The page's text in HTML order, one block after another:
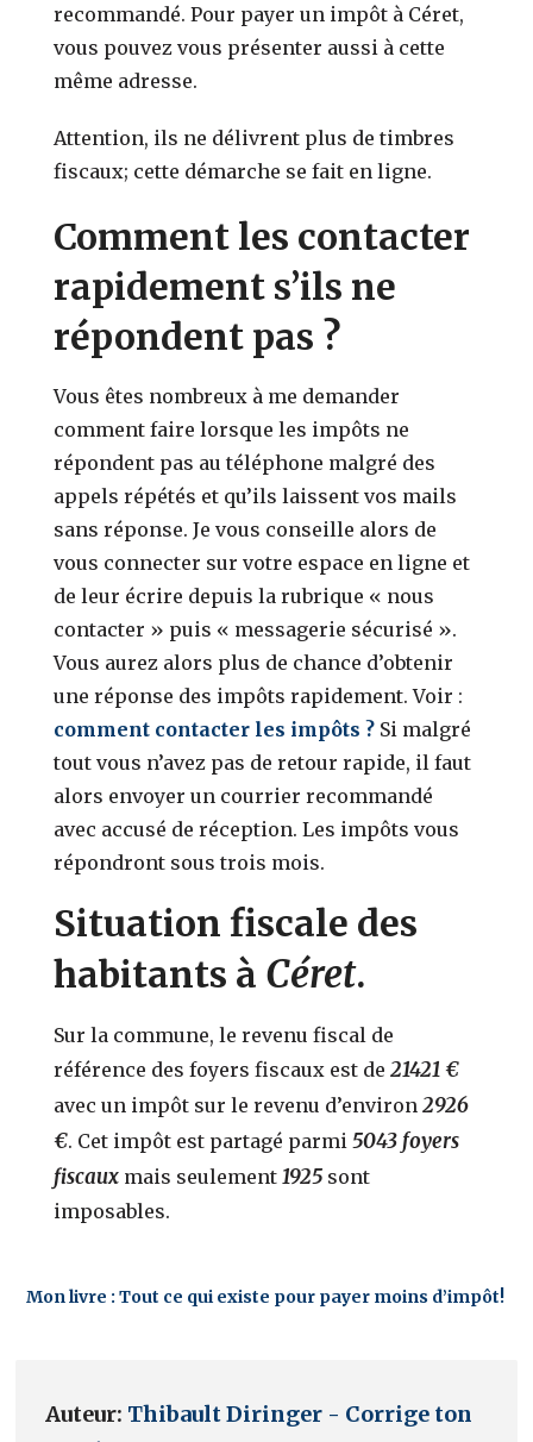
recommandé. Pour payer un impôt à Céret,
vous pouvez vous présenter aussi à cette
même adresse.
Attention, ils ne délivrent plus de timbres
fiscaux; cette démarche se fait en ligne.
Comment les contacter
rapidement s’ils ne
répondent pas ?
Vous êtes nombreux à me demander
comment faire lorsque les impôts ne
répondent pas au téléphone malgré des
appels répétés et qu’ils laissent vos mails
sans réponse. Je vous conseille alors de
vous connecter sur votre espace en ligne et
de leur écrire depuis la rubrique « nous
contacter » puis « messagerie sécurisé ».
Vous aurez alors plus de chance d’obtenir
une réponse des impôts rapidement. Voir :
comment contacter les impôts ? Si malgré
tout vous n’avez pas de retour rapide, il faut
alors envoyer un courrier recommandé
avec accusé de réception. Les impôts vous
répondront sous trois mois.
Situation fiscale des
habitants à Céret.
Sur la commune, le revenu fiscal de
référence des foyers fiscaux est de21421 €
avec un impôt sur le revenu d’environ2926
€. Cet impôt est partagé parmi 5043 foyers
fiscaux mais seulement 1925 sont
imposables.
Mon livre : Tout ce qui existe pour payer moins d’impôt!
Auteur: Thibault Diringer - Corrige ton